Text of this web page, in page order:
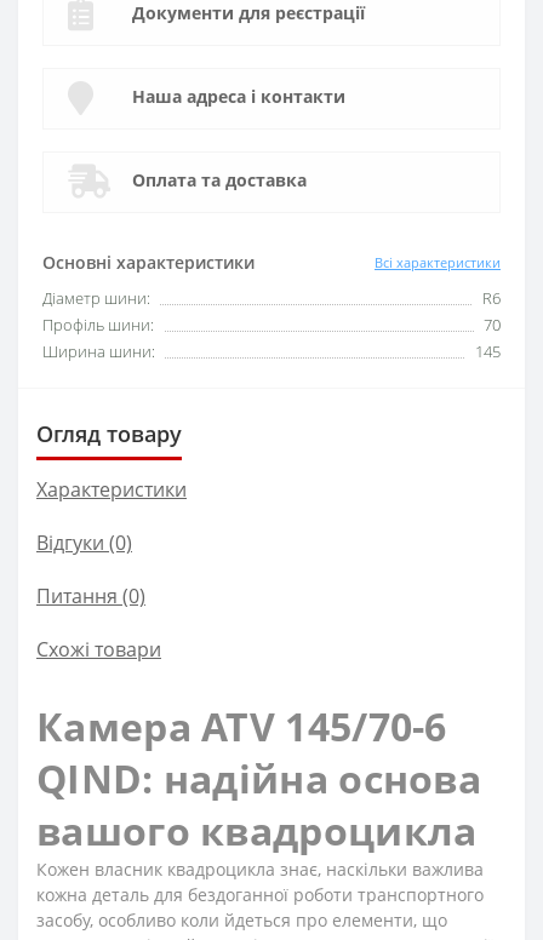
Основні характеристики Всі характеристики
Діаметр шини:
R6
Профіль шини:
70
Ширина шини:
145
Документи для реєстрації
Наша адреса і контакти
Оплата та доставка
Огляд товару
Характеристики
Відгуки (0)
Питання (0)
Схожі товари
Камера ATV 145/70-6
QIND: надійна основа
вашого квадроцикла
Кожен власник квадроцикла знає, наскільки важлива
кожна деталь для бездоганної роботи транспортного
засобу, особливо коли йдеться про елементи, що